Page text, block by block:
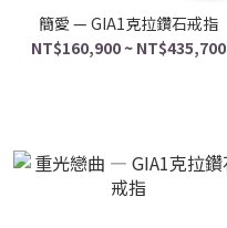
簡愛 — GIA1克拉鑽石戒指
NT$160,900 ~ NT$435,700